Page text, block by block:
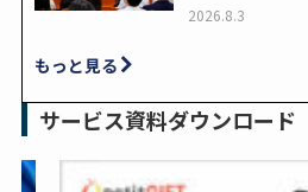
2026.8.3
もっと見る
サービス資料ダウンロード